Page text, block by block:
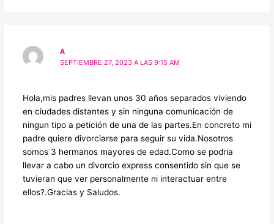
A
SEPTIEMBRE 27, 2023 A LAS 9:15 AM
Hola,mis padres llevan unos 30 años separados viviendo
en ciudades distantes y sin ninguna comunicación de
ningun tipo a petición de una de las partes.En concreto mi
padre quiere divorciarse para seguir su vida.Nosotros
somos 3 hermanos mayores de edad.Como se podria
llevar a cabo un divorcio express consentido sin que se
tuvieran que ver personalmente ni interactuar entre
ellos?.Gracias y Saludos.